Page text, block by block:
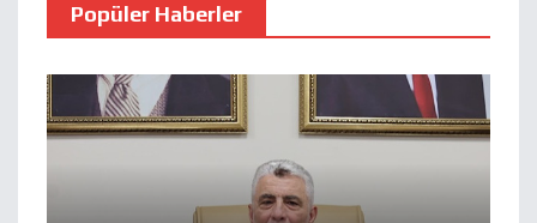
Popüler Haberler